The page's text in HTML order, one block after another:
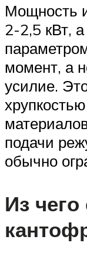
Мощность
2-2,5 кВт,
момент, а
усилие.
подачи
обычно
Из чего